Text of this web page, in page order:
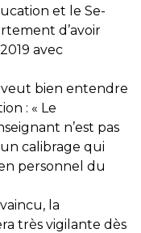
et le Se-
d’avoir
avec
veut bien entendre
: « Le
n’est pas
calibrage qui
personnel du
la
très vigilante dès